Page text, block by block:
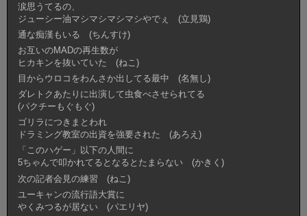
涙思うてるの、
ジューシー油マシマシマシマシやでぇ (立見鶏)
通な痴漢もいる (ちんすけ)
お互いのMADの再生数が
ヒカキンを抜いていた (ねこ)
目からウロコをわんさか出してる最中 (名無し)
ダレトクあたりに出演して虫食べさせられてる
(パクチーもぐもぐ)
ゴリラにつきまとわれ
ドラミング教室の出資を強要された (あろえ)
「このハゲー」以下の人間に
5ちゃんで叩かれてるとなるとたまらない (かきく)
次の記者会見の練習 (ねこ)
ユーキャンの流行語大賞に
やくみつるが居ない (パエリヤ)